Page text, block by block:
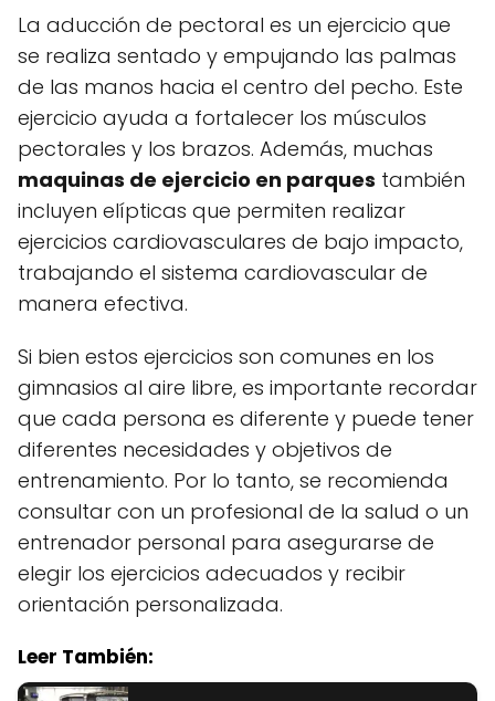
La aducción de pectoral es un ejercicio que
se realiza sentado y empujando las palmas
de las manos hacia el centro del pecho. Este
ejercicio ayuda a fortalecer los músculos
pectorales y los brazos. Además, muchas
maquinas de ejercicio en parques también
incluyen elípticas que permiten realizar
ejercicios cardiovasculares de bajo impacto,
trabajando el sistema cardiovascular de
manera efectiva.
Si bien estos ejercicios son comunes en los
gimnasios al aire libre, es importante recordar
que cada persona es diferente y puede tener
diferentes necesidades y objetivos de
entrenamiento. Por lo tanto, se recomienda
consultar con un profesional de la salud o un
entrenador personal para asegurarse de
elegir los ejercicios adecuados y recibir
orientación personalizada.
Leer También: